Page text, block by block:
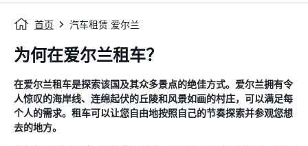
首页 汽车租赁 爱尔兰
为何在爱尔兰租车？
在爱尔兰租车是探索该国及其众多景点的绝佳方式。爱尔兰拥有令
人惊叹的海岸线、连绵起伏的丘陵和风景如画的村庄，可以满足每
个人的需求。租车可以让您自由地按照自己的节奏探索并参观您想
去的地方。